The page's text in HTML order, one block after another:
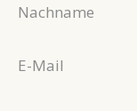
Nachname
E-Mail